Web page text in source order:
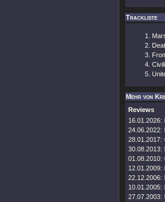
Trackliste
Mehr von
Reviews
16.01.2026:
24.06.2022:
28.01.2017:
30.08.2013:
01.08.2010:
12.01.2009:
22.12.2006:
10.01.2005:
27.07.2003: